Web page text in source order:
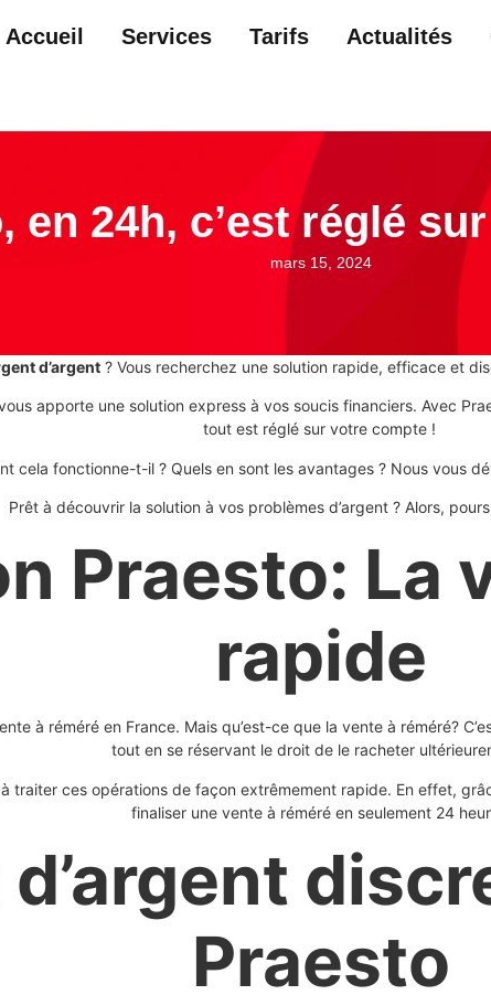
Accueil Services Tarifs Actualités
en 24h, c’est réglé
mars 15, 2024
d’argent? Vous recherchez une solution rapide, efficace et
apporte une solution express à vos soucis financiers. Avec
tout est réglé sur votre compte !
cela fonctionne-t-il ? Quels en sont les avantages ? Nous vous
Prêt à découvrir la solution à vos problèmes d’argent ? Alors,
Praesto: La
rapide
à réméré en France. Mais qu’est-ce que la vente à réméré?
tout en se réservant le droit de le racheter
traiter ces opérations de façon extrêmement rapide. En effet,
finaliser une vente à réméré en seulement 24
Praesto